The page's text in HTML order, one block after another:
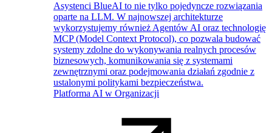
Asystenci BlueAI to nie tylko pojedyncze rozwiązania
oparte na LLM. W najnowszej architekturze
wykorzystujemy również Agentów AI oraz technologię
MCP (Model Context Protocol), co pozwala budować
systemy zdolne do wykonywania realnych procesów
biznesowych, komunikowania się z systemami
zewnętrznymi oraz podejmowania działań zgodnie z
ustalonymi politykami bezpieczeństwa.
Platforma AI w Organizacji